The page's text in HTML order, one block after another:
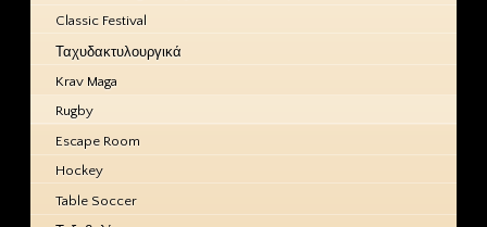
Classic Festival
Ταχυδακτυλουργικά
Krav Maga
Rugby
Escape Room
Hockey
Table Soccer